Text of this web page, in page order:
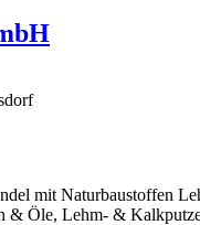
mit Naturbaustoffen
& Öle, Lehm- &